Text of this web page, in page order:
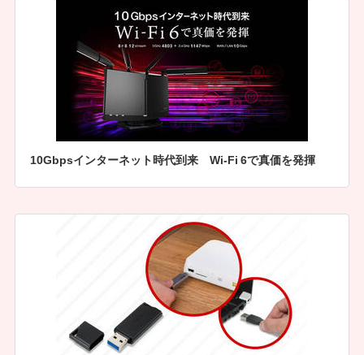
10Gbpsインターネット時代到来 Wi-Fi 6で真価を発揮